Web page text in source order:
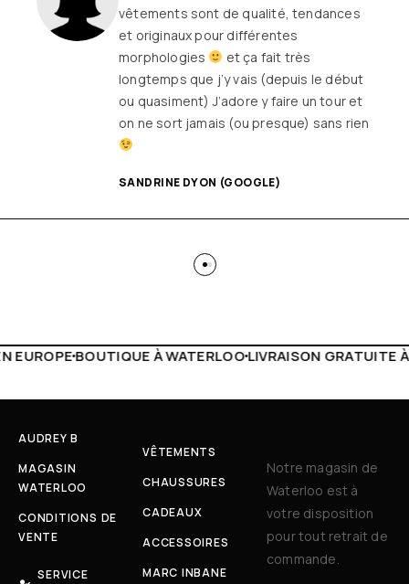
vêtements sont de qualité, tendances
et originaux pour différentes
morphologies
et ça fait très
longtemps que j’y vais (depuis le début
ou quasiment) J’adore y faire un tour et
on ne sort jamais (ou presque) sans rien
SANDRINE DYON (GOOGLE)
LIVRAISON GRATUITE À PARTIR DE 150€LIVE
AUDREY B
MAGASIN
WATERLOO
CONDITIONS DE
VENTE
SERVICE
VÊTEMENTS
CHAUSSURES
CADEAUX
ACCESSOIRES
MARC INBANE
Notre magasin de
Waterloo est à
votre disposition
pour tout retrait de
commande.